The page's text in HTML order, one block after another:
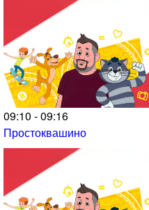
09:10 - 09:16
Простоквашино